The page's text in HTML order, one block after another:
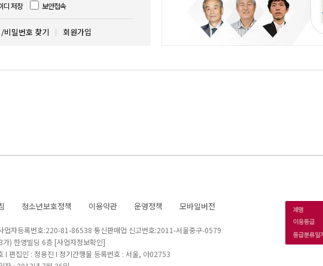
디 저장 보안접속
비밀번호 찾기 회원가입
청소년보호정책 이용약관 운영정책 모바일버전
업자등록번호:220-81-86538 통신판매업 신고번호:2011-서울중구-0579
) 한영빌딩 6층 [사업자정보확인]
I 편집인 : 정용진 I 정기간행물 등록번호 : 서울, 아02753